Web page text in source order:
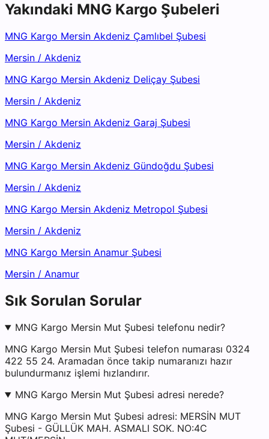
Yakındaki MNG Kargo Şubeleri
MNG Kargo Mersin Akdeniz Çamlıbel Şubesi
Mersin / Akdeniz
MNG Kargo Mersin Akdeniz Deliçay Şubesi
Mersin / Akdeniz
MNG Kargo Mersin Akdeniz Garaj Şubesi
Mersin / Akdeniz
MNG Kargo Mersin Akdeniz Gündoğdu Şubesi
Mersin / Akdeniz
MNG Kargo Mersin Akdeniz Metropol Şubesi
Mersin / Akdeniz
MNG Kargo Mersin Anamur Şubesi
Mersin / Anamur
Sık Sorulan Sorular
MNG Kargo Mersin Mut Şubesi telefonu nedir?
MNG Kargo Mersin Mut Şubesi telefon numarası 0324
422 55 24. Aramadan önce takip numaranızı hazır
bulundurmanız işlemi hızlandırır.
MNG Kargo Mersin Mut Şubesi adresi nerede?
MNG Kargo Mersin Mut Şubesi adresi: MERSİN MUT
Şubesi - GÜLLÜK MAH. ASMALI SOK. NO:4C